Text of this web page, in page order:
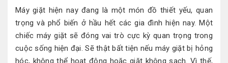
Máy giặt hiện nay đang là một món đồ thiết yếu, quan
trọng và phổ biến ở hầu hết các gia đình hiện nay. Một
chiếc máy giặt sẽ đóng vai trò cực kỳ quan trọng trong
cuộc sống hiện đại. Sẽ thật bất tiện nếu máy giặt bị hỏng
hóc, không thể hoạt động hoặc giặt không sạch. Vì thế,